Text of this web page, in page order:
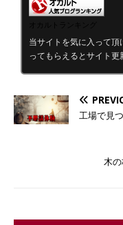
当サイトを気に入って
ってもらえるとサイト更
工場で見
木